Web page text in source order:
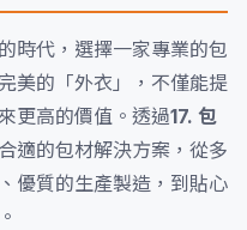
時代，選擇一家專業的包
美的「外衣」，不僅能提
更高的價值。透過17. 包
適的包材解決方案，從多
優質的生產製造，到貼心